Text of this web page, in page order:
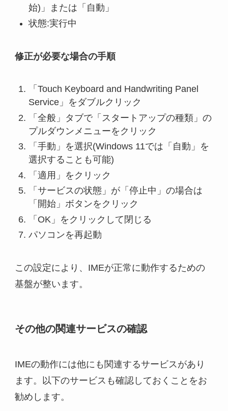
始)」または「自動」
状態:実行中
修正が必要な場合の手順
「Touch Keyboard and Handwriting Panel
Service」をダブルクリック
「全般」タブで「スタートアップの種類」の
プルダウンメニューをクリック
「手動」を選択(Windows 11では「自動」を
選択することも可能)
「適用」をクリック
「サービスの状態」が「停止中」の場合は
「開始」ボタンをクリック
「OK」をクリックして閉じる
パソコンを再起動
この設定により、IMEが正常に動作するための
基盤が整います。
その他の関連サービスの確認
IMEの動作には他にも関連するサービスがあり
ます。以下のサービスも確認しておくことをお
勧めします。